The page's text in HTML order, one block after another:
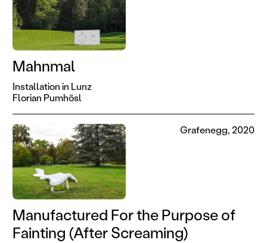
Mahnmal
Installation in Lunz
Florian Pumhösl
Manufactured For the Purpose of
Fainting (After Screaming)
Grafenegg, 2020